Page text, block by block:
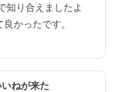
知り合えましたよ
かったです。
ねが来た